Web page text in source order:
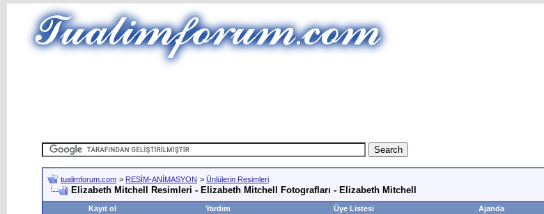
tualimforum.com > RESİM-ANİMASYON > Ünlülerin Resimleri
Elizabeth Mitchell Resimleri - Elizabeth Mitchell Fotografları - Elizabeth Mitchell
Kayıt ol
Yardım Üye Listesi Ajanda